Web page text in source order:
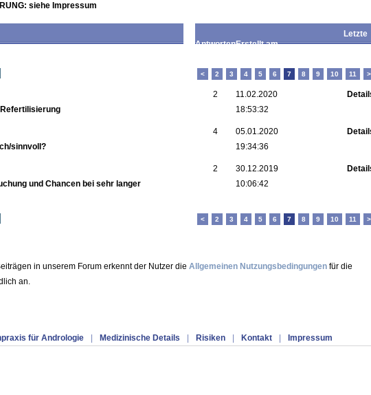
: siehe Impressum
AntwortenErstellt am
Letzte
< 2 3 4 5 6 7 8 9 10 11 >
2
11.02.2020
18:53:32
sinnvoll?
4
05.01.2020
19:34:36
und Chancen bei sehr langer
2
30.12.2019
10:06:42
< 2 3 4 5 6 7 8 9 10 11 >
in unserem Forum erkennt der Nutzer die Allgemeinen Nutzungsbedingungen für die
an.
für Andrologie Medizinische Details Risiken Kontakt Impressum